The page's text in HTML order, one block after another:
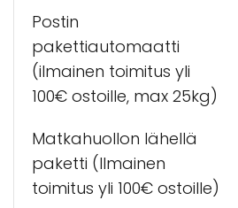
Postin
pakettiautomaatti
(ilmainen toimitus yli
100€ ostoille, max 25kg)
Matkahuollon lähellä
paketti (Ilmainen
toimitus yli 100€ ostoille)